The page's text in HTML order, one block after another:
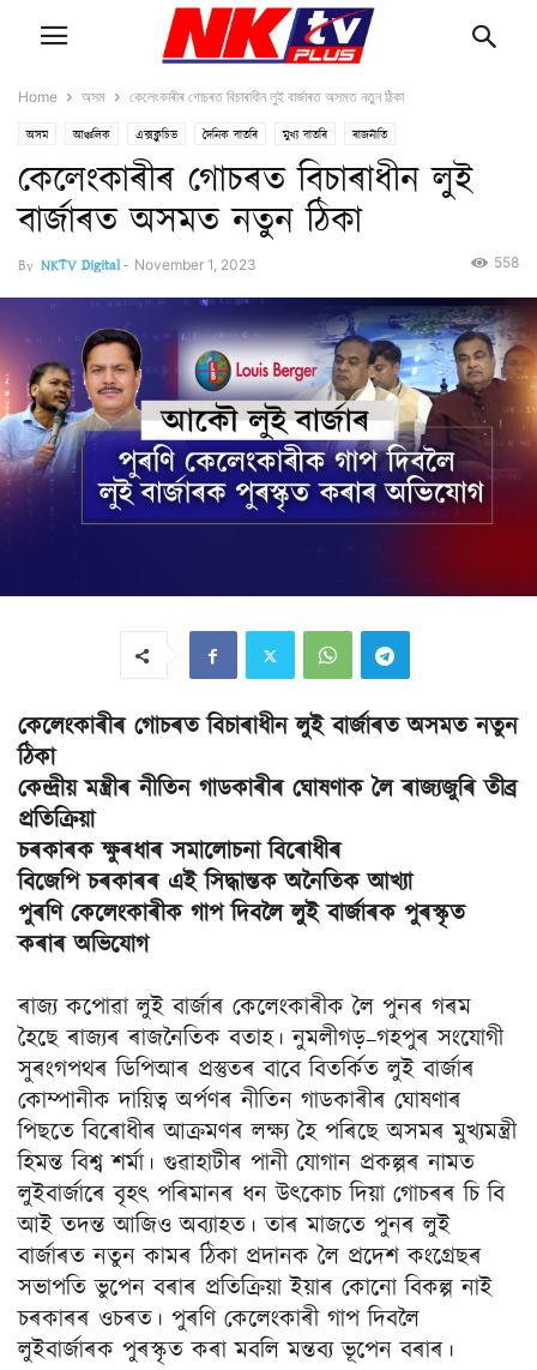
Home অসম কেলেংকাৰীৰ গোচৰত বিচাৰাধীন লুই বাৰ্জাৰত অসমত নতুন ঠিকা
অসম আঞ্চলিক এক্সক্লুচিভ দৈনিক বাতৰি মুখ্য বাতৰি ৰাজনীতি
কেলেংকাৰীৰ গোচৰত বিচাৰাধীন লুই
বাৰ্জাৰত অসমত নতুন ঠিকা
By NKTV Digital- November 1, 2023 558
কেলেংকাৰীৰ গোচৰত বিচাৰাধীন লুই বাৰ্জাৰত অসমত নতুন
ঠিকা
কেন্দ্ৰীয় মন্ত্ৰীৰ নীতিন গাডকাৰীৰ ঘোষণাক লৈ ৰাজ্যজুৰি তীব্ৰ
প্ৰতিক্ৰিয়া
চৰকাৰক ক্ষুৰধাৰ সমালোচনা বিৰোধীৰ
বিজেপি চৰকাৰৰ এই সিদ্ধান্তক অনৈতিক আখ্যা
পুৰণি কেলেংকাৰীক গাপ দিবলৈ লুই বাৰ্জাৰক পুৰস্কৃত
কৰাৰ অভিযোগ
ৰাজ্য কপোৱা লুই বাৰ্জাৰ কেলেংকাৰীক লৈ পুনৰ গৰম
হৈছে ৰাজ্যৰ ৰাজনৈতিক বতাহ। নুমলীগড়–গহপুৰ সংযোগী
সুৰংগপথৰ ডিপিআৰ প্ৰস্তুতৰ বাবে বিতৰ্কিত লুই বাৰ্জাৰ
কোম্পানীক দায়িত্ব অৰ্পণৰ নীতিন গাডকাৰীৰ ঘোষণাৰ
পিছতে বিৰোধীৰ আক্ৰমণৰ লক্ষ্য হৈ পৰিছে অসমৰ মুখ্যমন্ত্ৰী
হিমন্ত বিশ্ব শৰ্মা। গুৱাহাটীৰ পানী যোগান প্ৰকল্পৰ নামত
লুইবাৰ্জাৰে বৃহৎ‍ পৰিমানৰ ধন উৎ‍কোচ দিয়া গোচৰৰ চি বি
আই তদন্ত আজিও অব্যাহত। তাৰ মাজতে পুনৰ লুই
বাৰ্জাৰত নতুন কামৰ ঠিকা প্ৰদানক লৈ প্ৰদেশ কংগ্ৰেছৰ
সভাপতি ভুপেন বৰাৰ প্ৰতিক্ৰিয়া ইয়াৰ কোনো বিকল্প নাই
চৰকাৰৰ ওচৰত। পুৰণি কেলেংকাৰী গাপ দিবলৈ
লুইবাৰ্জাৰক পুৰস্কৃত কৰা মবলি মন্তব্য ভূপেন বৰাৰ।